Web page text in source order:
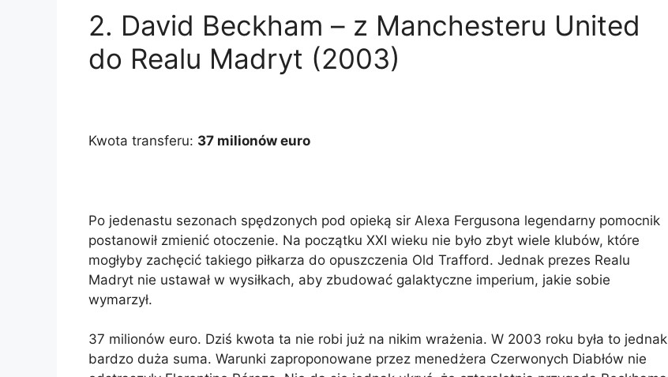
2. David Beckham – z Manchesteru United
do Realu Madryt (2003)
Kwota transferu: 37 milionów euro
Po jedenastu sezonach spędzonych pod opieką sir Alexa Fergusona legendarny pomocnik
postanowił zmienić otoczenie. Na początku XXI wieku nie było zbyt wiele klubów, które
mogłyby zachęcić takiego piłkarza do opuszczenia Old Trafford. Jednak prezes Realu
Madryt nie ustawał w wysiłkach, aby zbudować galaktyczne imperium, jakie sobie
wymarzył.
37 milionów euro. Dziś kwota ta nie robi już na nikim wrażenia. W 2003 roku była to jednak
bardzo duża suma. Warunki zaproponowane przez menedżera Czerwonych Diabłów nie